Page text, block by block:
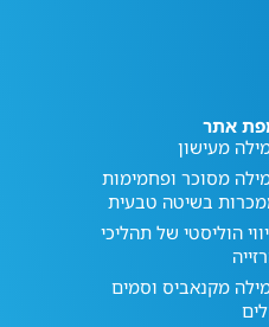
אתר
מעישון
מסוכר ופחמימות
בשיטה טבעית
הוליסטי של תהליכי
מקנאביס וסמים